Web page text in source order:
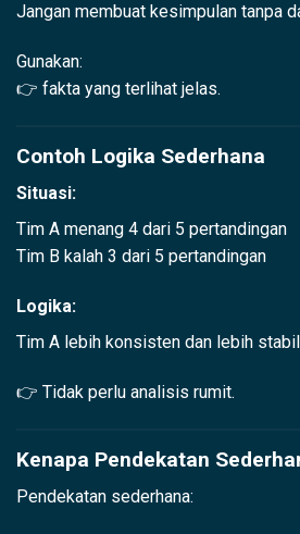
Jangan membuat kesimpulan tanpa
Gunakan:
👉 fakta yang terlihat jelas.
Contoh Logika Sederhana
Situasi:
Tim A menang 4 dari 5 pertandingan
Tim B kalah 3 dari 5 pertandingan
Logika:
Tim A lebih konsisten dan lebih
👉 Tidak perlu analisis rumit.
Kenapa Pendekatan
Pendekatan sederhana: